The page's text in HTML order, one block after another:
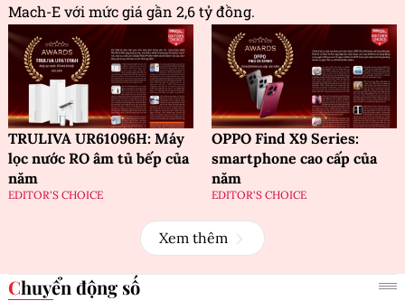
Mach-E với mức giá gần 2,6 tỷ đồng.
TRULIVA UR61096H: Máy
lọc nước RO âm tủ bếp của
năm
EDITOR'S CHOICE
OPPO Find X9 Series:
smartphone cao cấp của
năm
EDITOR'S CHOICE
Xem thêm
Chuyển động số